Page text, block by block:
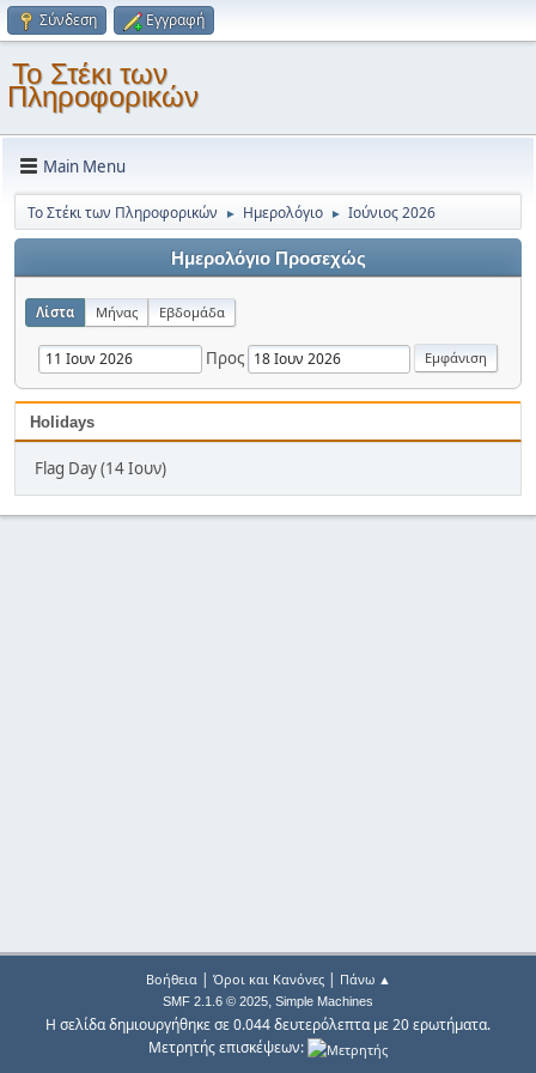
Σύνδεση Εγγραφή
Το Στέκι των
Πληροφορικών
Main Menu
Το Στέκι των Πληροφορικών ► Ημερολόγιο ► Ιούνιος 2026
Ημερολόγιο Προσεχώς
Λίστα Μήνας Εβδομάδα
Προς
Holidays
Flag Day (14 Ιουν)
Βοήθεια| Όροι και Κανόνες| Πάνω ▲
SMF 2.1.6 © 2025, Simple Machines
Η σελίδα δημιουργήθηκε σε 0.044 δευτερόλεπτα με 20 ερωτήματα.
Μετρητής επισκέψεων: